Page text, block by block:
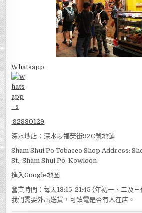
Whatsapp
:92830129
深水埗店：深水埗福榮街92C號地舖
Sham Shui Po Tobacco Shop Address:
St., Sham Shui Po, Kowloon
進入Google地圖
營業時間：每天13:15-21:45 (年初一、二及
我們需要外出送貨，可致電是否有人在店。